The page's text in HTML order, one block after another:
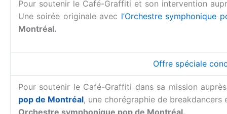
Pour soutenir le Café-Graffiti et son intervention
Une soirée originale avec l’Orchestre symphonique
Montréal.
Offre spéciale
Pour soutenir le Café-Graffiti dans sa mission
pop de Montréal, une chorégraphie de